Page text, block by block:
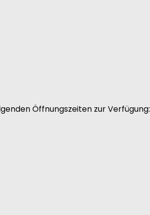
Öffnungszeiten zur Verfügung: